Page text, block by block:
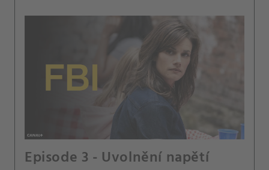
Episode 3 - Uvolnění napětí